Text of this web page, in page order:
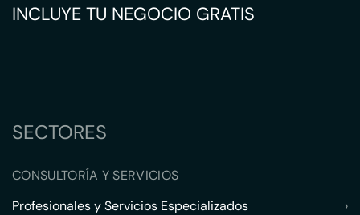
INCLUYE TU NEGOCIO GRATIS
SECTORES
CONSULTORÍA Y SERVICIOS
Profesionales y Servicios Especializados
›